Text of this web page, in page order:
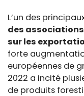
L’un des
des
sur les
forte
européennes de
2022 a incité
de produits